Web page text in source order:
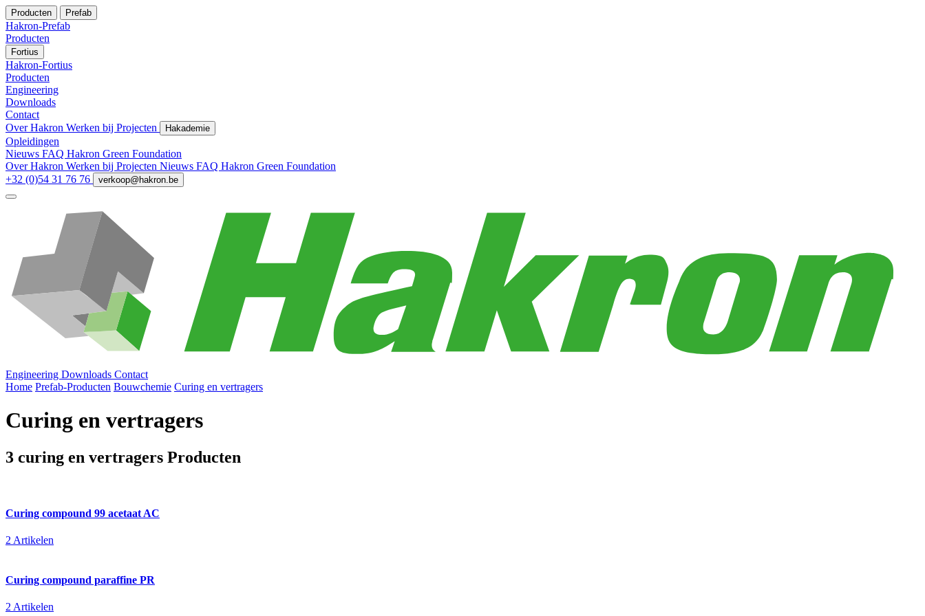
Producten Prefab
Hakron-Prefab
Producten
Fortius
Hakron-Fortius
Producten
Engineering
Downloads
Contact
Over Hakron Werken bij Projecten Hakademie
Opleidingen
Nieuws FAQ Hakron Green Foundation
Over Hakron Werken bij Projecten Nieuws FAQ Hakron Green Foundation
+32 (0)54 31 76 76
verkoop@hakron.be
Engineering Downloads Contact
Home Prefab-Producten Bouwchemie Curing en vertragers
Curing en vertragers
3 curing en vertragers Producten
Curing compound 99 acetaat AC
2 Artikelen
Curing compound paraffine PR
2 Artikelen